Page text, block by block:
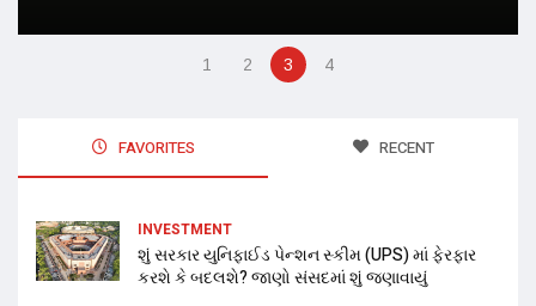
1 2 3 4
FAVORITES RECENT
INVESTMENT
શું સરકાર યુનિફાઈડ પેન્શન સ્કીમ (UPS) માં ફેરફાર
કરશે કે બદલશે? જાણો સંસદમાં શું જણાવાયું